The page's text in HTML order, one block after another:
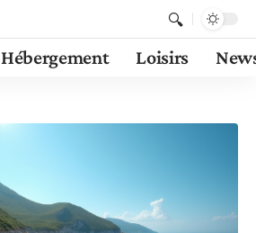
Hébergement Loisirs